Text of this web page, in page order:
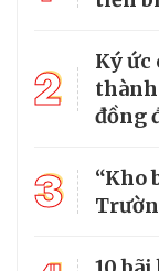
2
Ký ức
đồng
3
“Kho